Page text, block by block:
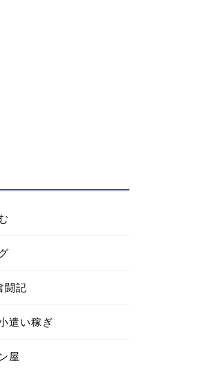
闘記
遣い稼ぎ
屋